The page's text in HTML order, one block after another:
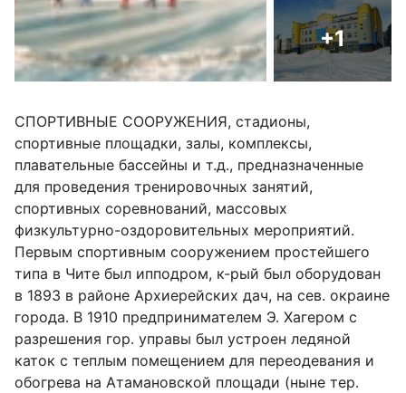
+1
СПОРТИВНЫЕ СООРУЖЕНИЯ, стадионы,
спортивные площадки, залы, комплексы,
плавательные бассейны и т.д., предназначенные
для проведения тренировочных занятий,
спортивных соревнований, массовых
физкультурно-оздоровительных мероприятий.
Первым спортивным сооружением простейшего
типа в Чите был ипподром, к-рый был оборудован
в 1893 в районе Архиерейских дач, на сев. окраине
города. В 1910 предпринимателем Э. Хагером с
разрешения гор. управы был устроен ледяной
каток с теплым помещением для переодевания и
обогрева на Атамановской площади (ныне тер.